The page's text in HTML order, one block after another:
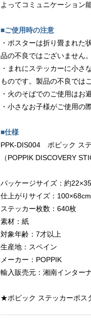
よってコミュニケーション
■ご使用時の注意
・ポスターは折り畳まれた
品の不良ではございません。
・まれにステッカーに小さ
ものです。製品の不良では
・火のそばでのご使用はお
・小さなお子様がご使用の
■仕様
PPK-DIS004 ポピック ス
（POPPIK DISCOVERY
パッケージサイズ：約
仕上がりサイズ：100×68cm
ステッカー枚数：640枚
素材：紙
対象年齢：7才以上
生産地：スペイン
メーカー：POPPIK
輸入販売元：湘南インター
★ポピック ステッカーポス